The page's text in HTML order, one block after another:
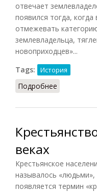
отвечает
появился тогда,
отмежевать
землевладельца,
новоприходцев»...
Tags:
История
Подробнее
веках
Крестьянское
называлось «людьми»,
появляется термин